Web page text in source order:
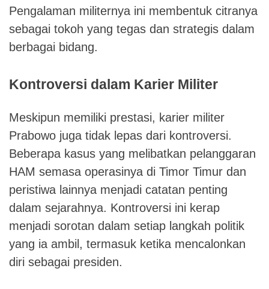
Pengalaman militernya ini membentuk citranya
sebagai tokoh yang tegas dan strategis dalam
berbagai bidang.
Kontroversi dalam Karier Militer
Meskipun memiliki prestasi, karier militer
Prabowo juga tidak lepas dari kontroversi.
Beberapa kasus yang melibatkan pelanggaran
HAM semasa operasinya di Timor Timur dan
peristiwa lainnya menjadi catatan penting
dalam sejarahnya. Kontroversi ini kerap
menjadi sorotan dalam setiap langkah politik
yang ia ambil, termasuk ketika mencalonkan
diri sebagai presiden.